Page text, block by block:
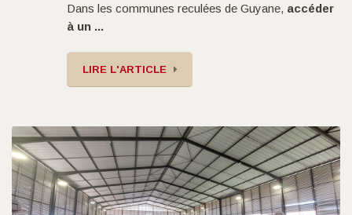
Dans les communes reculées de Guyane, accéder
à un ...
LIRE L'ARTICLE